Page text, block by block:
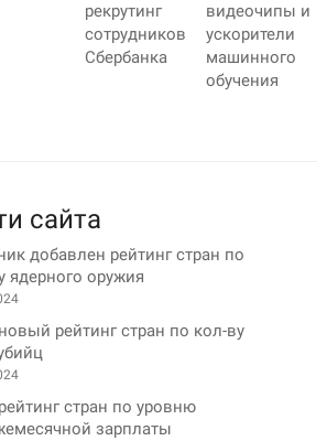
рекрутинг
сотрудников
Сбербанка
видеочипы и
ускорители
машинного
обучения
сайта
добавлен рейтинг стран по
ядерного оружия
рейтинг стран по кол-ву
стран по уровню
зарплаты